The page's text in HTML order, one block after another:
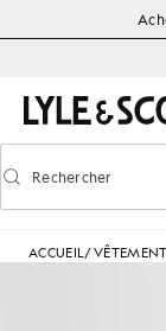
Aller
Informations sur
Activer/
Rechercher
ACCUEIL/